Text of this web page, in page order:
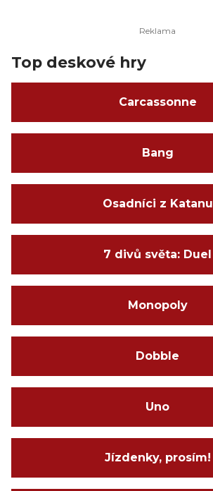
Top deskové hry
Carcassonne
Bang
Osadníci z Katanu
7 divů světa: Duel
Monopoly
Dobble
Uno
Jízdenky, prosím!